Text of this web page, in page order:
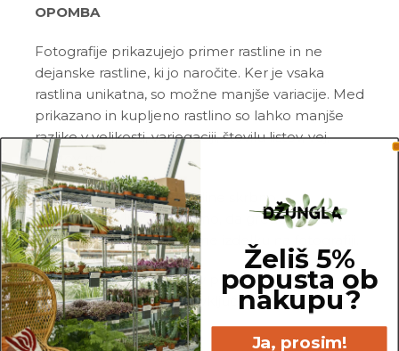
OPOMBA
Fotografije prikazujejo primer rastline in ne
dejanske rastline, ki jo naročite. Ker je vsaka
rastlina unikatna, so možne manjše variacije. Med
prikazano in kupljeno rastlino so lahko manjše
razlike v velikosti, variegaciji, številu listov, vej,
cvetov, itd …
Pred pošiljanjem vse rastline skrbno
pregledamo in zagotovimo, da gredo na pot
zdrave in čim bolj podobne izdelku na fotografiji.
Vse rastline so primarno v plastičnih sadilnih
lončkih. Okrasni lonec ni vključen v ceno.
Želiš 5%
popusta ob
nakupu?
Ja, prosim!